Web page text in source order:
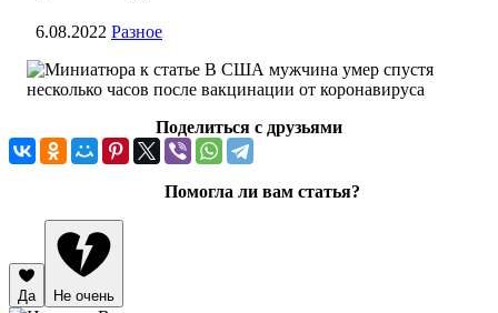
6.08.2022 Разное
Поделиться с друзьями
Помогла ли вам статья?
Да Не очень